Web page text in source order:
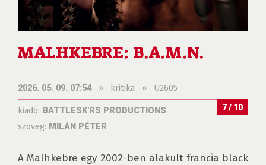
MALHKEBRE: B.A.M.N.
2026. 05. 09. 07:54» kritika » U2605
7 / 10
kiadó: BATTLESK'RS PRODUCTIONS
szöveg: MILÁN PÉTER
A Malhkebre egy 2002-ben alakult francia black